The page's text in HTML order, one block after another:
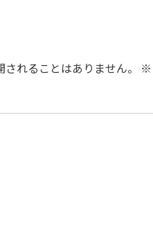
れることはありません。 ※